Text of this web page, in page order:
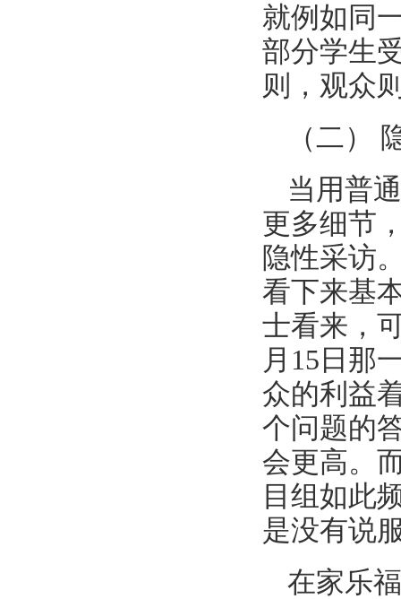
就例如同
部分学生
则，观众
（二）
当用普
更多细节
隐性采访
看下来基
士看来，
月15日那
众的利益
个问题的
会更高。
目组如此
是没有说
在家乐